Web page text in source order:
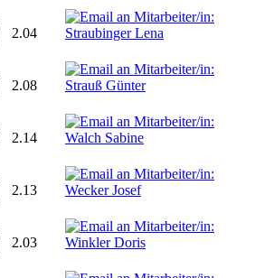
2.04
2.08
2.14
2.13
2.03